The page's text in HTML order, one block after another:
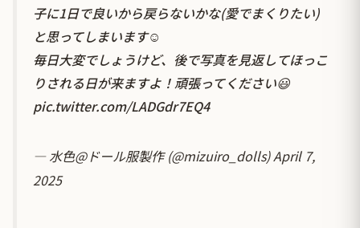
子に1日で良いから戻らないかな(愛でまくりたい)
と思ってしまいます☺️
毎日大変でしょうけど、後で写真を見返してほっこ
りされる日が来ますよ！頑張ってください😃
pic.twitter.com/LADGdr7EQ4
— 水色@ドール服製作 (@mizuiro_dolls)April 7,
2025